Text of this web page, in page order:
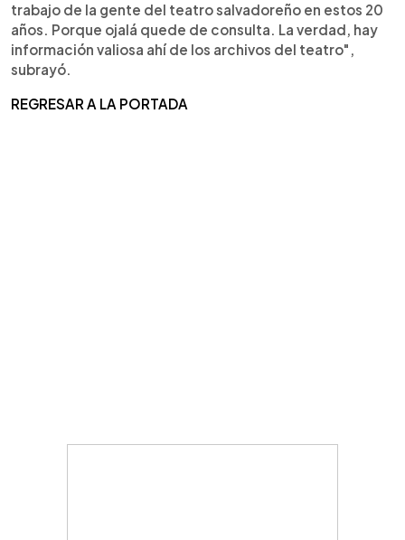
trabajo de la gente del teatro salvadoreño en estos 20
años. Porque ojalá quede de consulta. La verdad, hay
información valiosa ahí de los archivos del teatro",
subrayó.
REGRESAR A LA PORTADA